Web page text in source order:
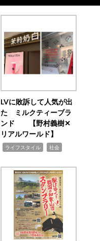
LVに敗訴して人気が出
た ミルクティーブラ
ンド 【野村義樹✕
リアルワールド】
ライフスタイル 社会